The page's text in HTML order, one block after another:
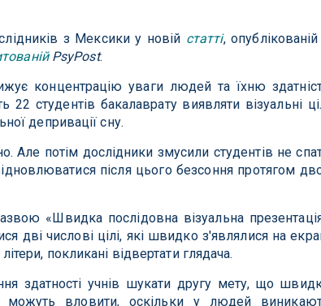
з Мексики у новій статті,
PsyPost.
концентрацію уваги людей та їхню
студентів бакалаврату виявляти візуальні
депривації сну.
Але потім дослідники змусили студентів не
після цього безсоння протягом
«Швидка послідовна візуальна
дві числові цілі, які швидко з'являлися на
покликані відвертати глядача.
здатності учнів шукати другу мету, що
можуть вловити, оскільки у людей